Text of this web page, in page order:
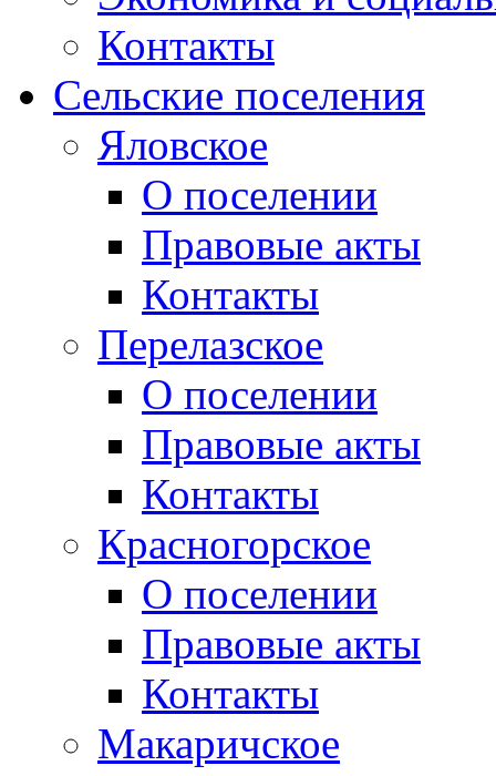
Контакты
Сельские поселения
Яловское
О поселении
Правовые акты
Контакты
Перелазское
О поселении
Правовые акты
Контакты
Красногорское
О поселении
Правовые акты
Контакты
Макаричское